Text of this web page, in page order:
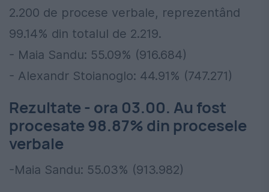
2.200 de procese verbale, reprezentând
99.14% din totalul de 2.219.
- Maia Sandu: 55.09% (916.684)
- Alexandr Stoianoglo: 44.91% (747.271)
Rezultate - ora 03.00. Au fost
procesate 98.87% din procesele
verbale
-Maia Sandu: 55.03% (913.982)